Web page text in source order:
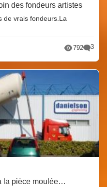
des fondeurs artistes
de vrais fondeurs.La
792 3
la pièce moulée…